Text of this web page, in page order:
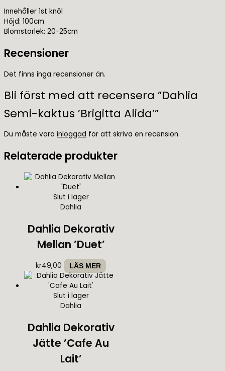
Innehåller 1st knöl
Höjd: 100cm
Blomstorlek: 20-25cm
Recensioner
Det finns inga recensioner än.
Bli först med att recensera ”Dahlia
Semi-kaktus ’Brigitta Alida’”
Du måste vara inloggad för att skriva en recension.
Relaterade produkter
Slut i lager
Dahlia
Dahlia Dekorativ
Mellan ’Duet’
kr49,00 LÄS MER
Slut i lager
Dahlia
Dahlia Dekorativ
Jätte ’Cafe Au
Lait’